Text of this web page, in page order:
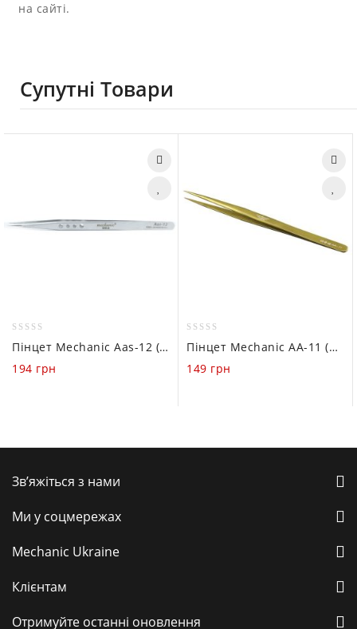
на сайті.
Супутні Товари
out
of
Пінцет Mechanic Aas-12 (прямий)
194 грн
out
of
Пінцет Mechanic AA-11 (прямий)
149 грн
Зв’яжіться з нами
Ми у соцмережах
Mechanic Ukraine
Клієнтам
Отримуйте останні оновлення